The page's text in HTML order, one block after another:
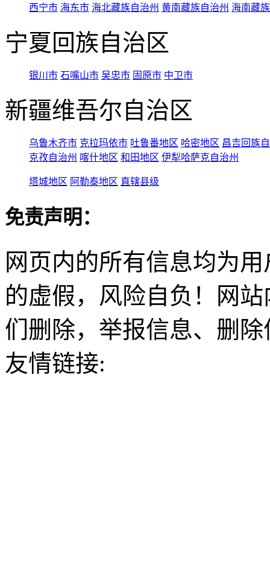
西宁市 海东市 海北藏族自治州 黄南藏族自治州 海南藏
宁夏回族自治区
银川市 石嘴山市 吴忠市 固原市 中卫市
新疆维吾尔自治区
乌鲁木齐市 克拉玛依市 吐鲁番地区 哈密地区 昌吉回族
克孜自治州 喀什地区 和田地区 伊犁哈萨克自治州
塔城地区 阿勒泰地区 直辖县级
免责声明：
网页内的所有信息均为
的虚假，风险自负！网
们删除，举报信息、删
友情链接: